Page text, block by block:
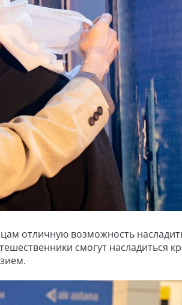
отличную возможность
смогут насладиться